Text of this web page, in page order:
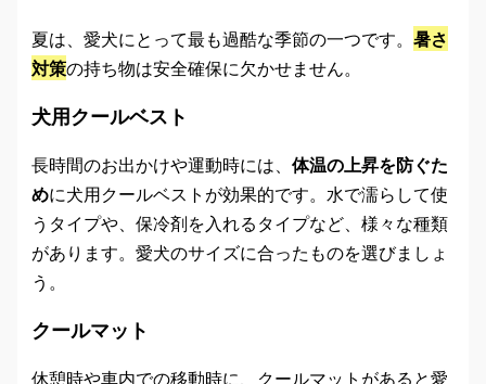
夏は、愛犬にとって最も過酷な季節の一つです。 暑さ
対策の持ち物は安全確保に欠かせません。
犬用クールベスト
長時間のお出かけや運動時には、 体温の上昇を防ぐた
めに犬用クールベストが効果的です。水で濡らして使
うタイプや、保冷剤を入れるタイプなど、様々な種類
があります。愛犬のサイズに合ったものを選びましょ
う。
クールマット
休憩時や車内での移動時に、クールマットがあると愛